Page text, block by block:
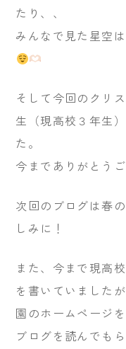
たり、、
みんなで見た星空
そして今回のクリ
生（現高校３年生
た。
今までありがとう
次回のブログは春
しみに！
また、今まで現高
を書いていました
園のホームページ
ブログを読んでも